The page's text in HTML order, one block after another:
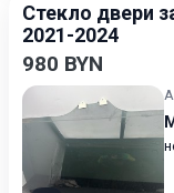
Стекло двери
2021-2024
980 BYN